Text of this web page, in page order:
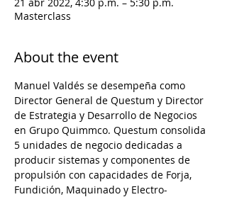
Masterclass
About the event
Manuel Valdés se desempeña como
Director General de Questum y Director
de Estrategia y Desarrollo de Negocios
en Grupo Quimmco. Questum consolida
5 unidades de negocio dedicadas a
producir sistemas y componentes de
propulsión con capacidades de Forja,
Fundición, Maquinado y Electro-